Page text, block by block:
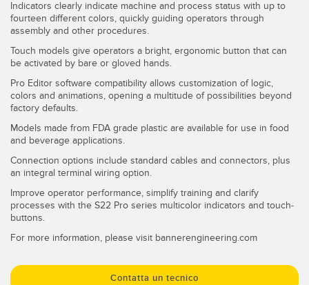
TECNOLOGIA
Sensori con IO-Link
Indicators clearly indicate machine and process status with up to
fourteen different colors, quickly guiding operators through
assembly and other procedures.
Touch models give operators a bright, ergonomic button that can
be activated by bare or gloved hands.
Pro Editor software compatibility allows customization of logic,
colors and animations, opening a multitude of possibilities beyond
factory defaults.
Models made from FDA grade plastic are available for use in food
and beverage applications.
Connection options include standard cables and connectors, plus
an integral terminal wiring option.
Improve operator performance, simplify training and clarify
processes with the S22 Pro series multicolor indicators and touch-
buttons.
For more information, please visit bannerengineering.com
Contatta un tecnico